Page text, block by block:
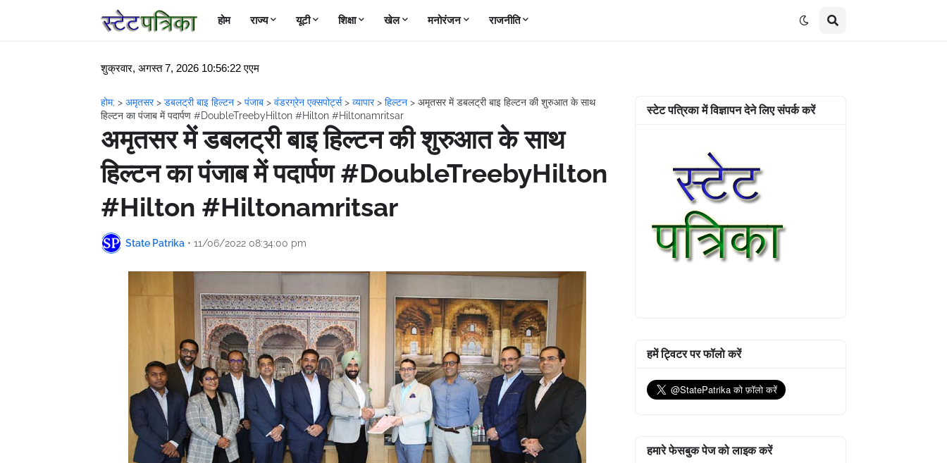
होम राज्य यूटी शिक्षा खेल मनोरंजन राजनीति
शुक्रवार, अगस्त 7, 2026 10:56:22 एएम
होम; > अमृतसर> डबलट्री बाइ हिल्टन > पंजाब > वंडरग्रेन एक्सपोर्ट्स> व्यापार> हिल्टन > अमृतसर में डबलट्री बाइ हिल्टन की शुरुआत के साथ
हिल्टन का पंजाब में पदार्पण #DoubleTreebyHilton #Hilton #Hiltonamritsar
अमृतसर में डबलट्री बाइ हिल्टन की शुरुआत के साथ
हिल्टन का पंजाब में पदार्पण #DoubleTreebyHilton
#Hilton #Hiltonamritsar
State Patrika • 11/06/2022 08:34:00 pm
स्टेट पत्रिका में विज्ञापन देने लिए संपर्क करें
हमें ट्विटर पर फॉलो करें
हमारे फेसबुक पेज को लाइक करें